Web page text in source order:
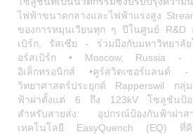
ไฟฟ้าขนาดกลางและไฟฟ้าแรงสูง
ของการหมุนเวียนทุก ๆ ปีในศูนย์ R&D
เบิร์ก, รัสเซีย - ร่วมมือกับมหาวิทยาลัย
อร์สเบิร์ก • Moscow, Russia -
อิเล็กทรอนิกส์ •คูร์สวิตเซอร์แลนด์ -
วิทยาศาสตร์ประยุกต์ Rapperswil ก
ฟ้าผ่าตั้งแต่ 6 ถึง 123kV โซลูชันป้อง
สำหรับสายส่ง: อุปกรณ์ป้องกันฟ้าผ่
เทคโนโลยี EasyQuench (EQ) ที่คิ